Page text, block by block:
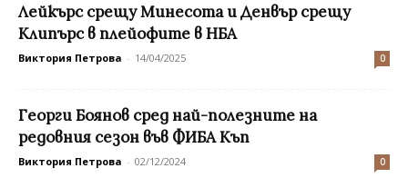
Лейкърс срещу Минесота и Денвър срещу
Клипърс в плейофите в НБА
Виктория Петрова - 14/04/2025 0
Георги Боянов сред най-полезните на
редовния сезон във ФИБА Къп
Виктория Петрова - 02/12/2024 0